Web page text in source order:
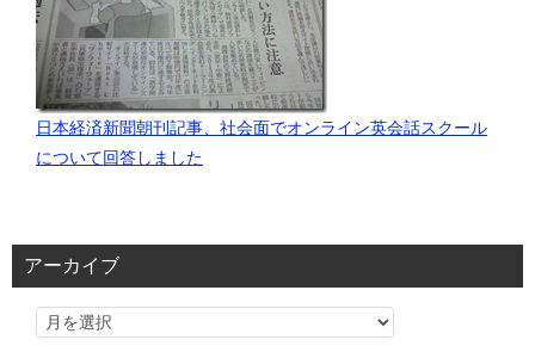
日本経済新聞朝刊記事、社会面でオンライン英会話スクール
について回答しました
アーカイブ